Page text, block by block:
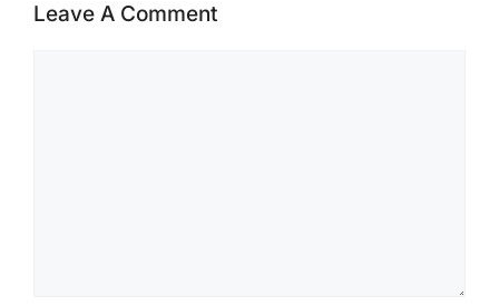
Leave A Comment